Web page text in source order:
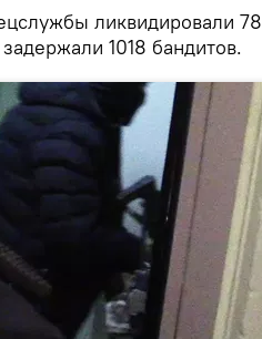
ликвидировали 78
1018 бандитов.